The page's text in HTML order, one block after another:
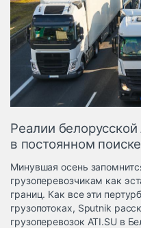
Реалии
в постоянном
Минувшая осень
грузоперевозчикам как
границ. Как все эти
грузопотоках, Sputnik
грузоперевозок ATI.SU в